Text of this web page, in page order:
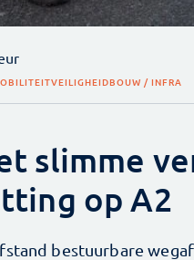
VEILIGHEIDBOUW / INFRA
slimme
op A2
bestuurbare